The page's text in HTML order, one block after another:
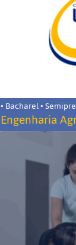
• Bacharel •
Engenharia